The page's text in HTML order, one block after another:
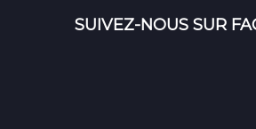
SUIVEZ-NOUS SUR